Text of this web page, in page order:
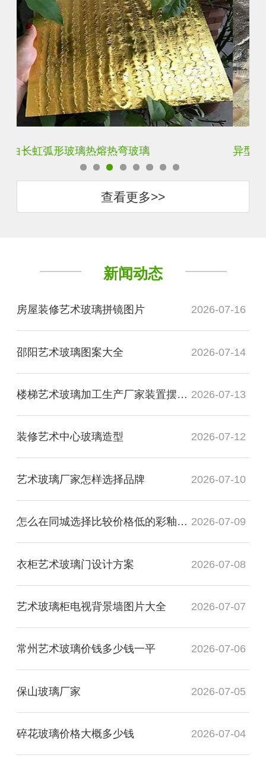
异型玻璃展示柜异形弧形玻璃
查看更多>>
新闻动态
房屋装修艺术玻璃拼镜图片 2026-07-16
邵阳艺术玻璃图案大全 2026-07-14
楼梯艺术玻璃加工生产厂家装置摆件安装 2026-07-13
装修艺术中心玻璃造型 2026-07-12
艺术玻璃厂家怎样选择品牌 2026-07-10
怎么在同城选择比较价格低的彩釉玻璃厂家 2026-07-09
衣柜艺术玻璃门设计方案 2026-07-08
艺术玻璃柜电视背景墙图片大全 2026-07-07
常州艺术玻璃价钱多少钱一平 2026-07-06
保山玻璃厂家 2026-07-05
碎花玻璃价格大概多少钱 2026-07-04